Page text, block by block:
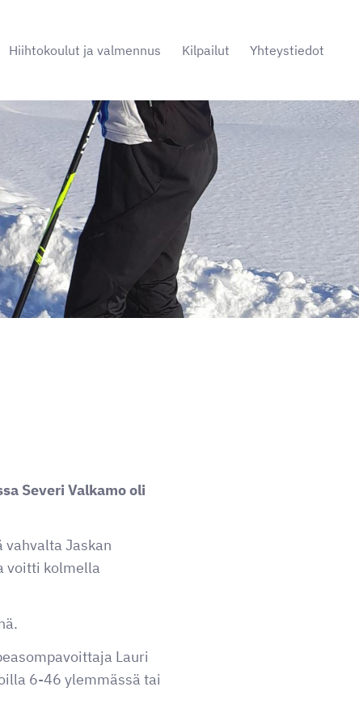
Hiihtokoulut ja valmennus Kilpailut Yhteystiedot
Severi Valkamo oli
Jaskan
voitti kolmella
Lauri
6-46 ylemmässä tai